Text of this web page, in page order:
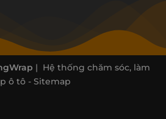
| Hệ thống chăm sóc, làm
ô tô - Sitemap